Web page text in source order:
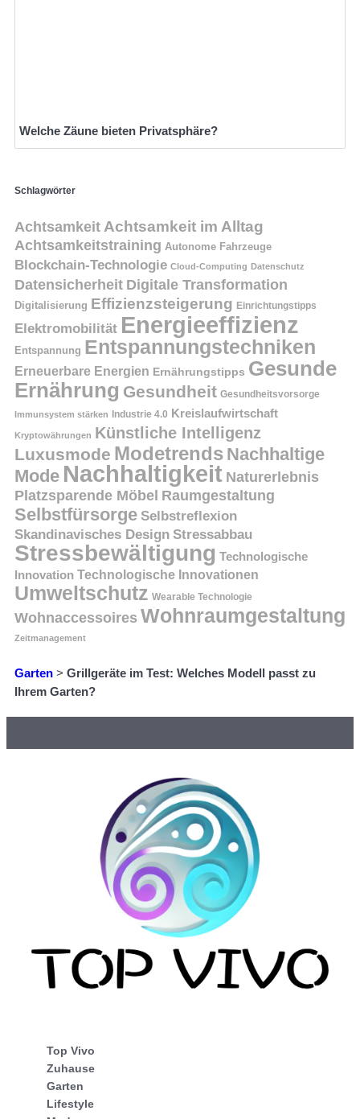
Welche Zäune bieten Privatsphäre?
Schlagwörter
Achtsamkeit Achtsamkeit im Alltag
Achtsamkeitstraining Autonome Fahrzeuge
Blockchain-Technologie Cloud-Computing Datenschutz
Datensicherheit Digitale Transformation
Digitalisierung Effizienzsteigerung Einrichtungstipps
Elektromobilität Energieeffizienz
Entspannung Entspannungstechniken
Erneuerbare Energien Ernährungstipps Gesunde
Ernährung Gesundheit Gesundheitsvorsorge
Immunsystem stärken Industrie 4.0 Kreislaufwirtschaft
Kryptowährungen Künstliche Intelligenz
Luxusmode Modetrends Nachhaltige
Mode Nachhaltigkeit Naturerlebnis
Platzsparende Möbel Raumgestaltung
Selbstfürsorge Selbstreflexion
Skandinavisches Design Stressabbau
Stressbewältigung Technologische
Innovation Technologische Innovationen
Umweltschutz Wearable Technologie
Wohnaccessoires Wohnraumgestaltung
Zeitmanagement
Garten > Grillgeräte im Test: Welches Modell passt zu
Ihrem Garten?
Top Vivo
Zuhause
Garten
Lifestyle